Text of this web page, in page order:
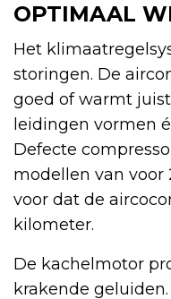
OPTIMAAL
Het
storingen. De
goed of warmt
leidingen vormen
Defecte
modellen van voor
voor dat de
kilometer.
De kachelmotor
krakende